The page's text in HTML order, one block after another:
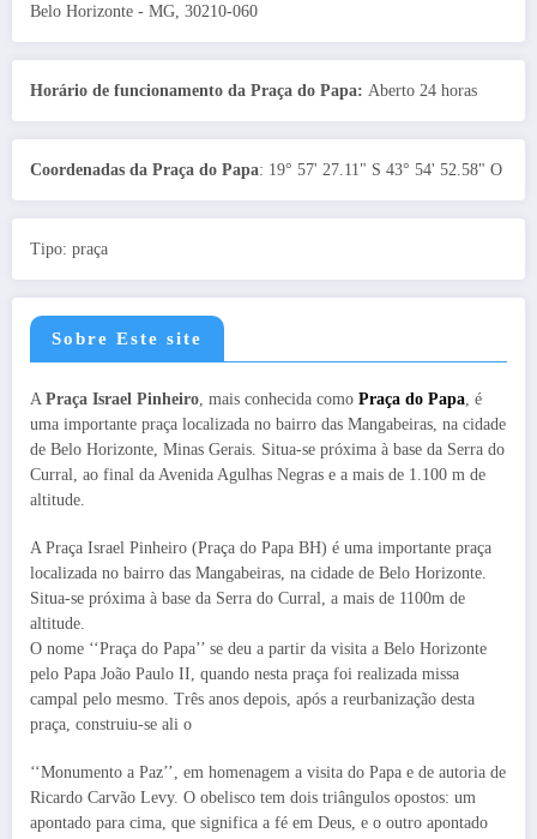
Belo Horizonte - MG, 30210-060
Horário de funcionamento da Praça do Papa: Aberto 24 horas
Coordenadas da Praça do Papa: 19° 57' 27.11" S 43° 54' 52.58" O
Tipo: praça
Sobre Este site
A Praça Israel Pinheiro , mais conhecida como Praça do Papa , é
uma importante praça localizada no bairro das Mangabeiras, na cidade
de Belo Horizonte, Minas Gerais. Situa-se próxima à base da Serra do
Curral, ao final da Avenida Agulhas Negras e a mais de 1.100 m de
altitude.
A Praça Israel Pinheiro (Praça do Papa BH) é uma importante praça
localizada no bairro das Mangabeiras, na cidade de Belo Horizonte.
Situa-se próxima à base da Serra do Curral, a mais de 1100m de
altitude.
O nome ‘‘Praça do Papa’’ se deu a partir da visita a Belo Horizonte
pelo Papa João Paulo II, quando nesta praça foi realizada missa
campal pelo mesmo. Três anos depois, após a reurbanização desta
praça, construiu-se ali o
‘‘Monumento a Paz’’, em homenagem a visita do Papa e de autoria de
Ricardo Carvão Levy. O obelisco tem dois triângulos opostos: um
apontado para cima, que significa a fé em Deus, e o outro apontado